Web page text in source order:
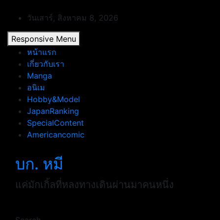
content
วันเสาร์, สิงหาคม 8, 2026
Responsive Menu
หน้าแรก
เกี่ยวกับเรา
Manga
อนิเม
Hobby&Model
JapanRanking
SpecialContent
Americancomic
บก. หมี
แค่มักเกิ้ลที่หลงทางเดินผ่านมาคนหนึ่ง